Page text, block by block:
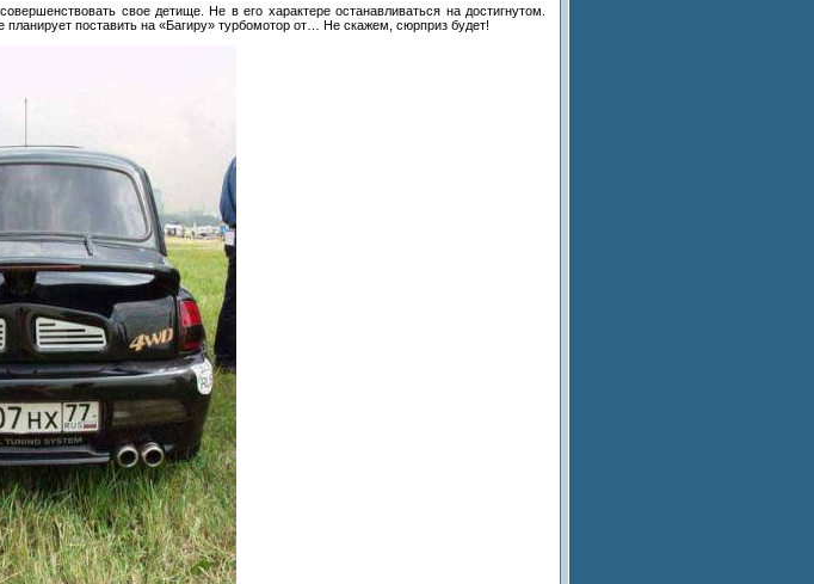
свое детище. Не в его характере останавливаться на достигнутом.
планирует поставить на «Багиру» турбомотор от Не скажем, сюрприз будет!